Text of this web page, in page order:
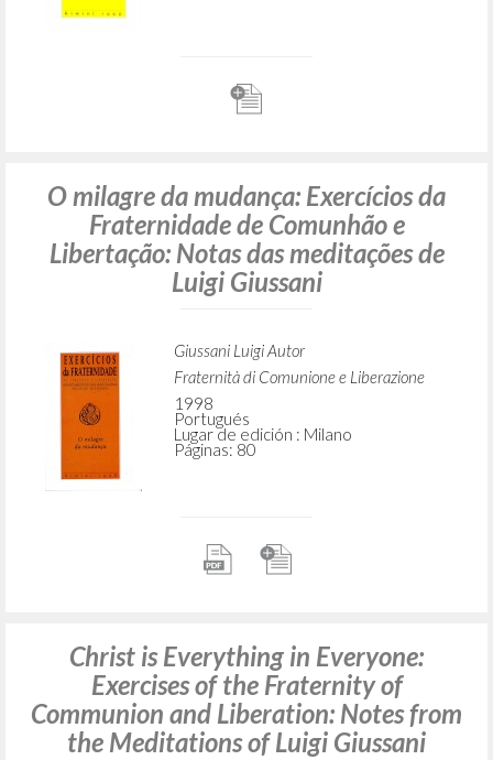
O milagre da mudança: Exercícios da
Fraternidade de Comunhão e
Libertação: Notas das meditações de
Luigi Giussani
Giussani Luigi Autor
Fraternità di Comunione e Liberazione
1998
Portugués
Lugar de edición : Milano
Páginas: 80
Christ is Everything in Everyone:
Exercises of the Fraternity of
Communion and Liberation: Notes from
the Meditations of Luigi Giussani